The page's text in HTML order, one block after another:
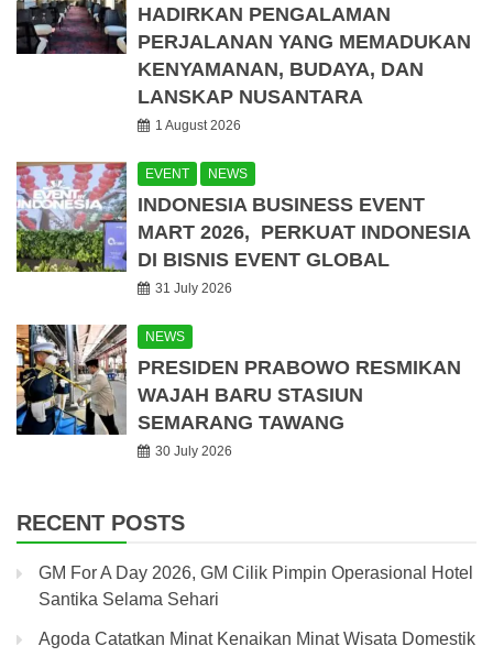
HADIRKAN PENGALAMAN
PERJALANAN YANG MEMADUKAN
KENYAMANAN, BUDAYA, DAN
LANSKAP NUSANTARA
1 August 2026
EVENT NEWS
INDONESIA BUSINESS EVENT
MART 2026, PERKUAT INDONESIA
DI BISNIS EVENT GLOBAL
31 July 2026
NEWS
PRESIDEN PRABOWO RESMIKAN
WAJAH BARU STASIUN
SEMARANG TAWANG
30 July 2026
RECENT POSTS
GM For A Day 2026, GM Cilik Pimpin Operasional Hotel
Santika Selama Sehari
Agoda Catatkan Minat Kenaikan Minat Wisata Domestik